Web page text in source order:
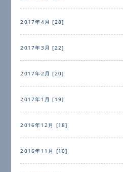
2017年4月 [28]
2017年3月 [22]
2017年2月 [20]
2017年1月 [19]
2016年12月 [18]
2016年11月 [10]